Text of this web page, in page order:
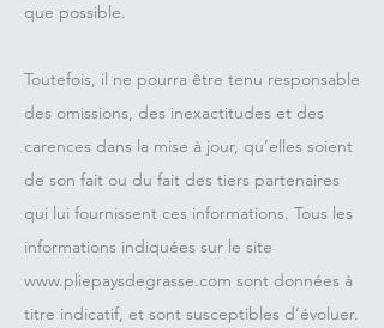
que possible.
Toutefois, il ne pourra être tenu responsable
des omissions, des inexactitudes et des
carences dans la mise à jour, qu’elles soient
de son fait ou du fait des tiers partenaires
qui lui fournissent ces informations. Tous les
informations indiquées sur le site
www.pliepaysdegrasse.com sont données à
titre indicatif, et sont susceptibles d’évoluer.